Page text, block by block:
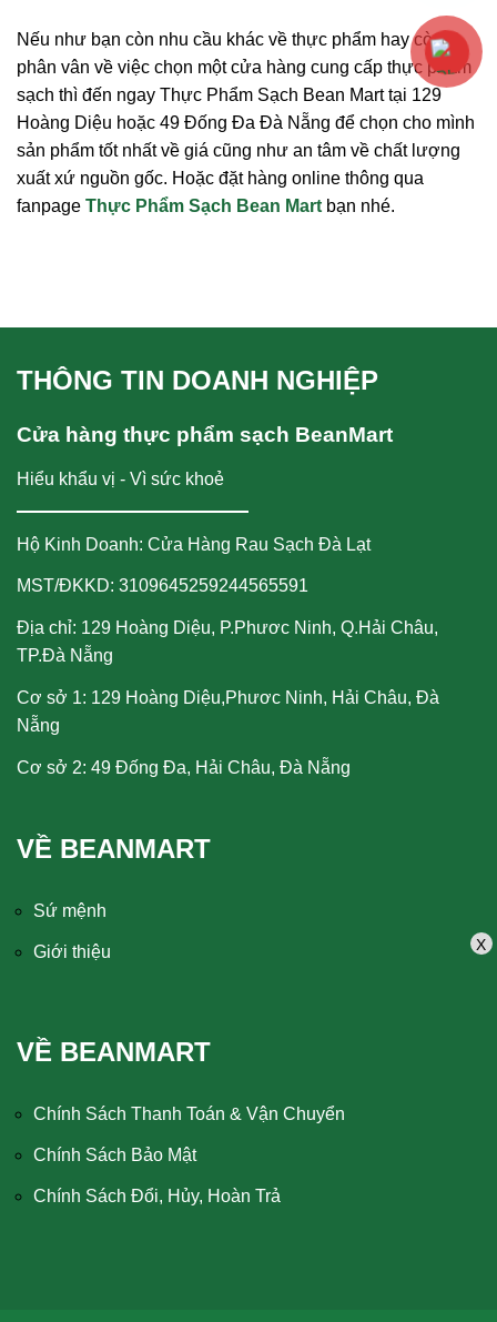
Nếu như bạn còn nhu cầu khác về thực phẩm hay còn
phân vân về việc chọn một cửa hàng cung cấp thực phẩm
sạch thì đến ngay Thực Phẩm Sạch Bean Mart tại 129
Hoàng Diệu hoặc 49 Đống Đa Đà Nẵng để chọn cho mình
sản phẩm tốt nhất về giá cũng như an tâm về chất lượng
xuất xứ nguồn gốc. Hoặc đặt hàng online thông qua
fanpage Thực Phẩm Sạch Bean Mart bạn nhé.
X
THÔNG TIN DOANH NGHIỆP
Cửa hàng thực phẩm sạch BeanMart
Hiểu khẩu vị - Vì sức khoẻ
Hộ Kinh Doanh: Cửa Hàng Rau Sạch Đà Lạt
MST/ĐKKD: 3109645259244565591
Địa chỉ: 129 Hoàng Diệu, P.Phươc Ninh, Q.Hải Châu,
TP.Đà Nẵng
Cơ sở 1: 129 Hoàng Diệu,Phươc Ninh, Hải Châu, Đà
Nẵng
Cơ sở 2: 49 Đống Đa, Hải Châu, Đà Nẵng
VỀ BEANMART
Sứ mệnh
Giới thiệu
VỀ BEANMART
Chính Sách Thanh Toán & Vận Chuyển
Chính Sách Bảo Mật
Chính Sách Đổi, Hủy, Hoàn Trả